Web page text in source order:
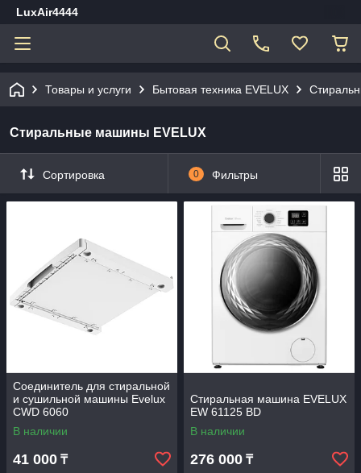
LuxAir4444
Товары и услуги Бытовая техника EVELUX
Стиральные машины EVELUX
Сортировка 0 Фильтры
Соединитель для стиральной
и сушильной машины Evelux
CWD 6060
В наличии
41 000 ₸
Стиральная машина EVELUX
EW 61125 BD
В наличии
276 000 ₸